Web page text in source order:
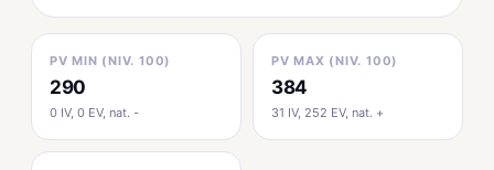
PV MIN (NIV. 100)
290
0 IV, 0 EV, nat. -
PV MAX (NIV. 100)
384
31 IV, 252 EV, nat. +